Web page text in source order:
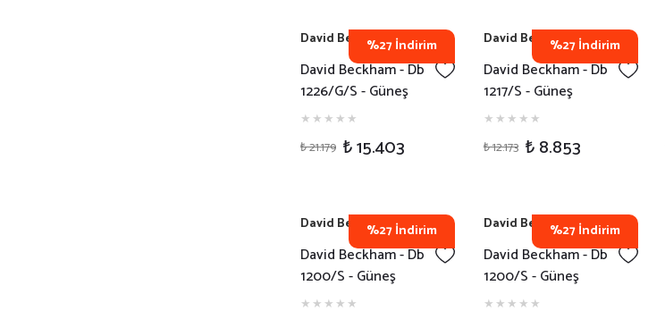
%27 İndirim
David Beckham
David Beckham - Db
1226/G/S - Güneş
Gözlüğü - RHL2K
₺ 21.179 ₺ 15.403
%27 İndirim
David Beckham
David Beckham - Db
1217/S - Güneş
Gözlüğü - WR908
₺ 12.173 ₺ 8.853
%27 İndirim
David Beckham
David Beckham - Db
1200/S - Güneş
Gözlüğü - 086O7
%27 İndirim
David Beckham
David Beckham - Db
1200/S - Güneş
Gözlüğü - 807IR